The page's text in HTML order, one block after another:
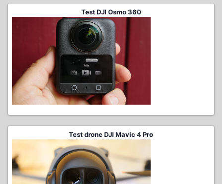
Test DJI Osmo 360
Test drone DJI Mavic 4 Pro